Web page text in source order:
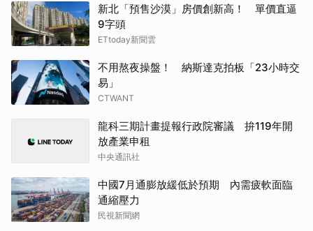
新北「預售沙漠」房價創新高！ 單價直逼
9字頭
ETtoday新聞雲
不用熬夜操盤！ 納斯達克拍板「23小時交
易」
CTWANT
龍科三期計畫提報行政院審議 拚119年開
放產業申租
中央通訊社
中國7月通膨放緩低於預期 內需疲軟面臨
通縮壓力
民視新聞網